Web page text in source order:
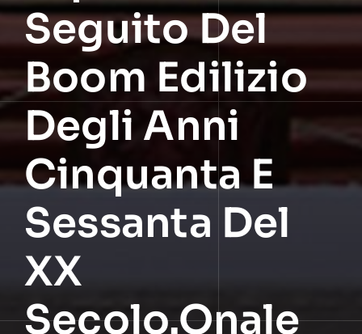
Seguito Del
Boom Edilizio
Degli Anni
Cinquanta E
Sessanta Del
XX
Secolo.onale